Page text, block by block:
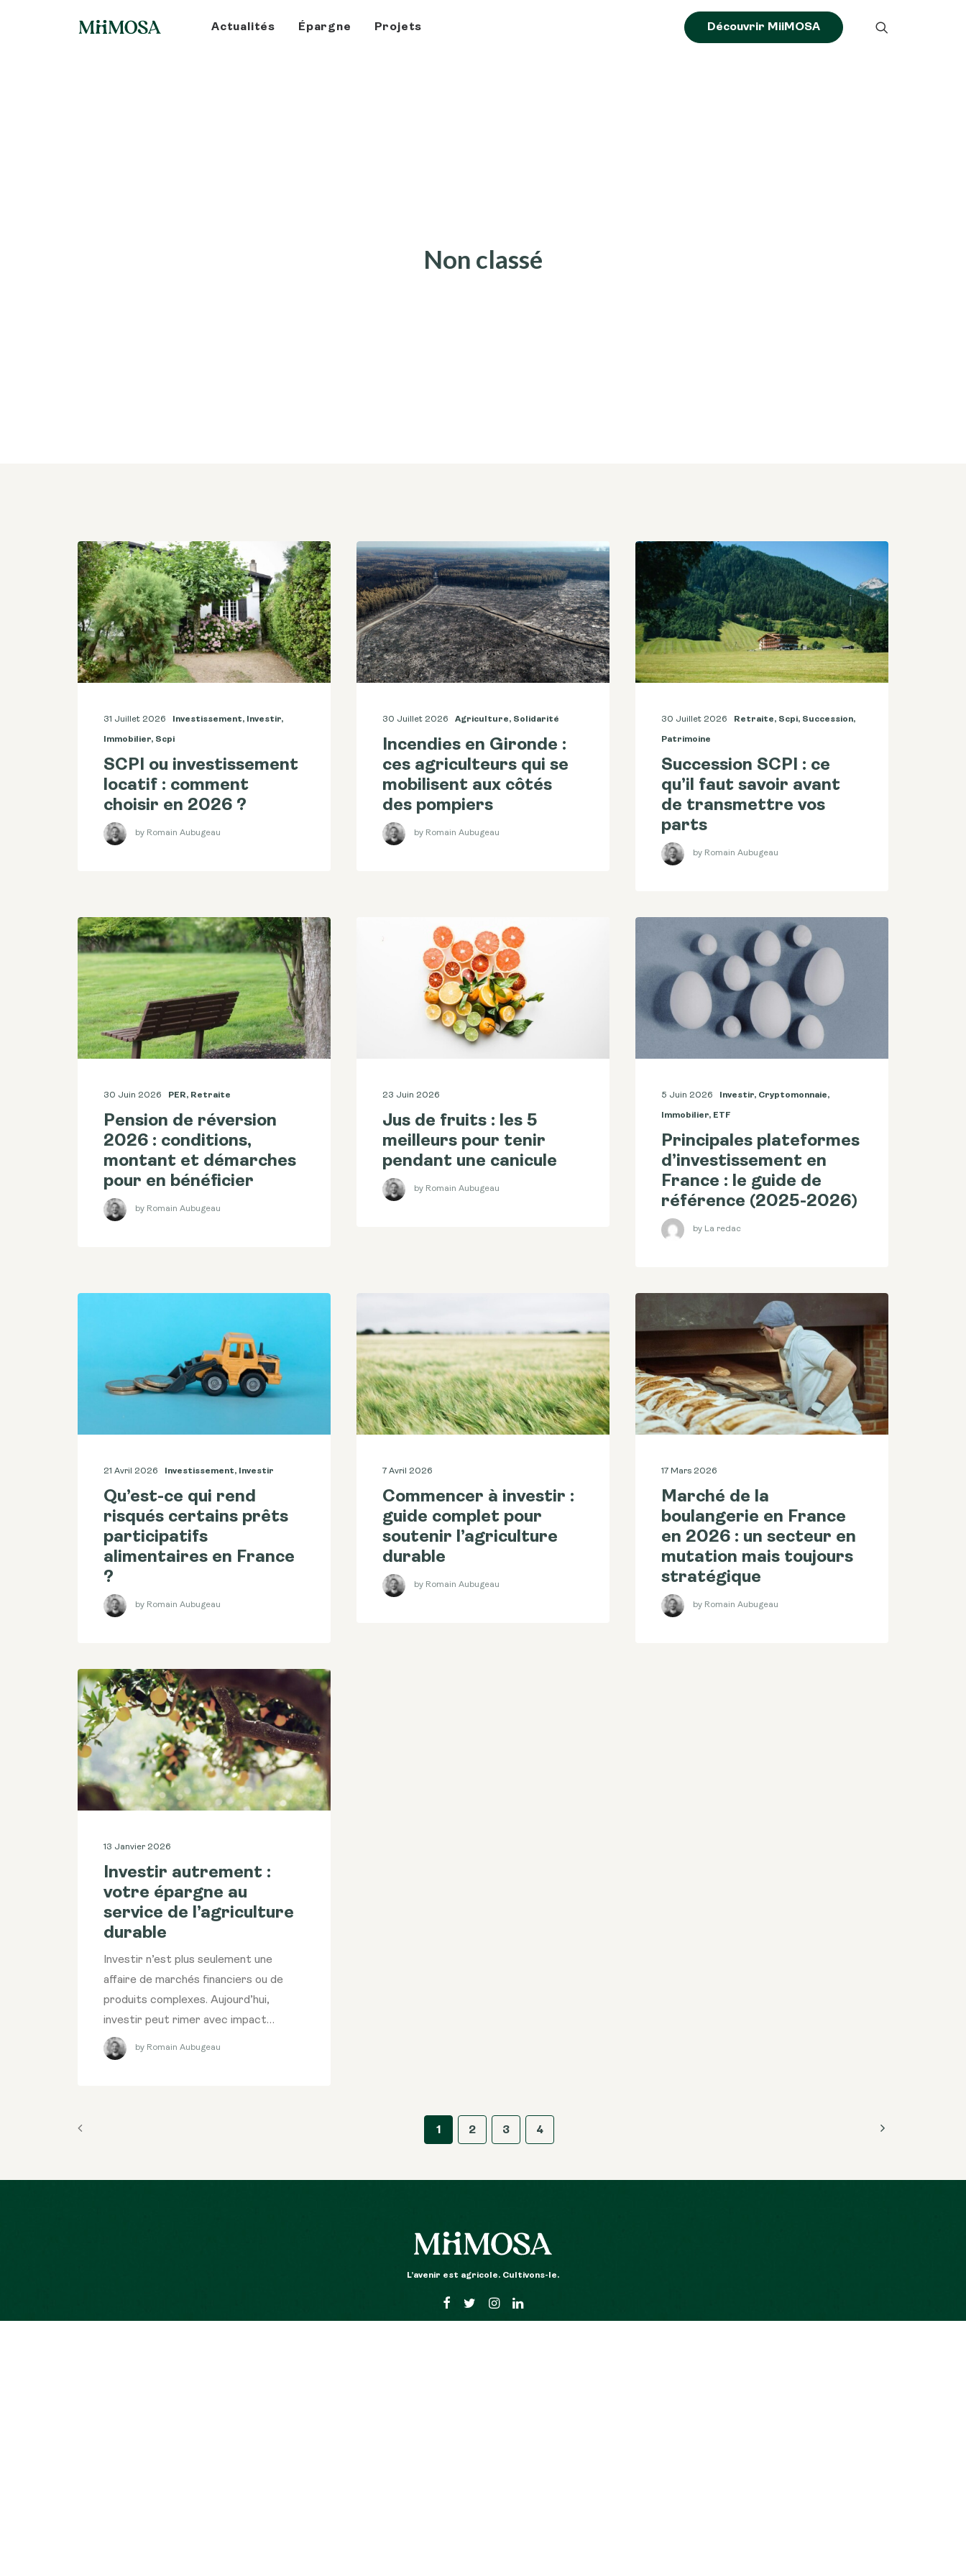
Actualités Épargne Projets Découvrir MiiMOSA
Non classé
31 Juillet 2026 Investissement, Investir,
Immobilier, Scpi
SCPI ou investissement
locatif : comment
choisir en 2026 ?
by Romain Aubugeau
30 Juillet 2026 Agriculture, Solidarité
Incendies en Gironde :
ces agriculteurs qui se
mobilisent aux côtés
des pompiers
by Romain Aubugeau
30 Juillet 2026 Retraite, Scpi, Succession,
Patrimoine
Succession SCPI : ce
qu’il faut savoir avant
de transmettre vos
parts
by Romain Aubugeau
30 Juin 2026 PER, Retraite
Pension de réversion
2026 : conditions,
montant et démarches
pour en bénéficier
by Romain Aubugeau
23 Juin 2026
Jus de fruits : les 5
meilleurs pour tenir
pendant une canicule
by Romain Aubugeau
5 Juin 2026 Investir, Cryptomonnaie,
Immobilier, ETF
Principales plateformes
d’investissement en
France : le guide de
référence (2025-2026)
by La redac
21 Avril 2026 Investissement, Investir
Qu’est-ce qui rend
risqués certains prêts
participatifs
alimentaires en France
?
by Romain Aubugeau
7 Avril 2026
Commencer à investir :
guide complet pour
soutenir l’agriculture
durable
by Romain Aubugeau
17 Mars 2026
Marché de la
boulangerie en France
en 2026 : un secteur en
mutation mais toujours
stratégique
by Romain Aubugeau
13 Janvier 2026
Investir autrement :
votre épargne au
service de l’agriculture
durable
Investir n’est plus seulement une
affaire de marchés financiers ou de
produits complexes. Aujourd’hui,
investir peut rimer avec impact…
by Romain Aubugeau
1 2 3 4
L’avenir est agricole. Cultivons-le.